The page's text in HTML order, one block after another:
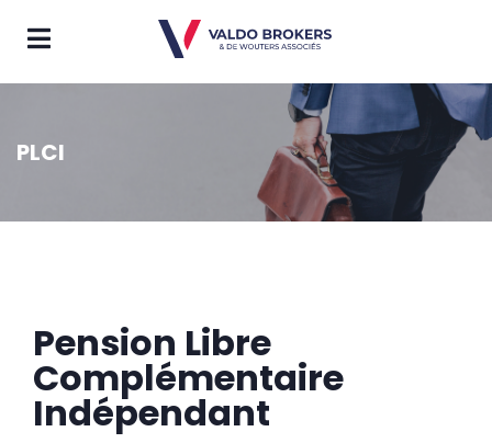
PLCI
Pension Libre
Complémentaire
Indépendant